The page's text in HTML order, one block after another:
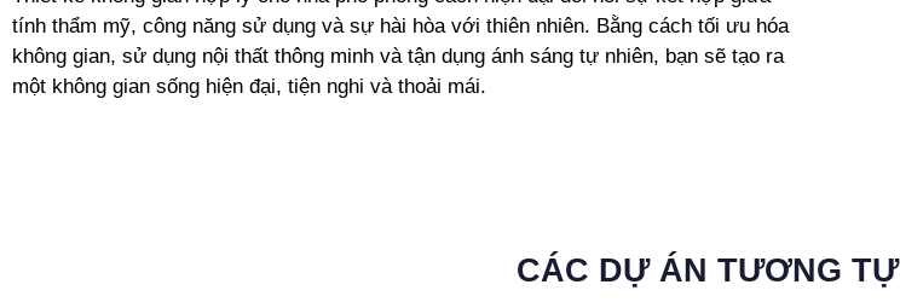
tính thẩm mỹ, công năng sử dụng và sự hài hòa với thiên nhiên. Bằng cách tối ưu hóa
không gian, sử dụng nội thất thông minh và tận dụng ánh sáng tự nhiên, bạn sẽ tạo ra
một không gian sống hiện đại, tiện nghi và thoải mái.
CÁC DỰ ÁN TƯƠNG TỰ